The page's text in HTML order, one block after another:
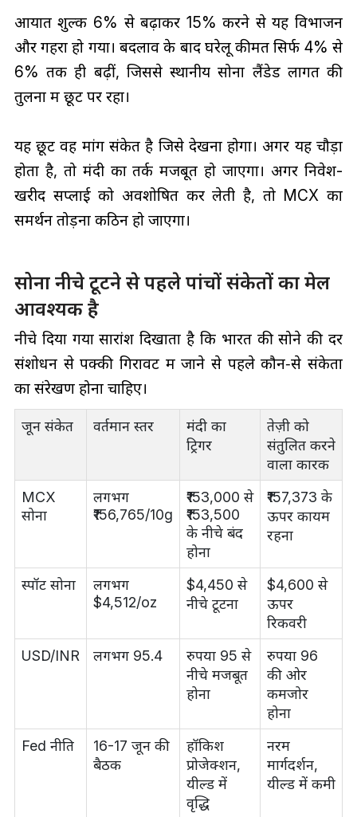
आयात शुल्‍क 6% से बढ़ाकर 15% करने से यह विभाजन
और गहरा हो गया। बदलाव के बाद घरेलू कीमतें सिर्फ 4% से
6% तक ही बढ़ीं, जिससे स्थानीय सोना लैंडेड लागत की
तुलना में छूट पर रहा।
यह छूट वह मांग संकेत है जिसे देखना होगा। अगर यह चौड़ा
होता है, तो मंदी का तर्क मजबूत हो जाएगा। अगर निवेश-
खरीद सप्लाई को अवशोषित कर लेती है, तो MCX का
समर्थन तोड़ना कठिन हो जाएगा।
सोना नीचे टूटने से पहले पांचों संकेतों का मेल
आवश्यक है
नीचे दिया गया सारांश दिखाता है कि भारत की सोने की दर
संशोधन से पक्की गिरावट में जाने से पहले कौन‑से संकेतों
का संरेखण होना चाहिए।
जून संकेत वर्तमान स्तर
मंदी का
ट्रिगर
तेज़ी को
संतुलित करने
वाला कारक
MCX
सोना
लगभग
₹156,765/10g
₹153,000 से
₹153,500
के नीचे बंद
होना
₹157,373 के
ऊपर कायम
रहना
स्पॉट सोना
लगभग
$4,512/oz
$4,450 से
नीचे टूटना
$4,600 से
ऊपर
रिकवरी
USD/INR
लगभग 95.4
रुपया 95 से
नीचे मजबूत
होना
रुपया 96
की ओर
कमजोर
होना
Fed नीति
16-17 जून की
बैठक
हॉकिश
प्रोजेक्शन,
यील्ड में
वृद्धि
नरम
मार्गदर्शन,
यील्ड में कमी